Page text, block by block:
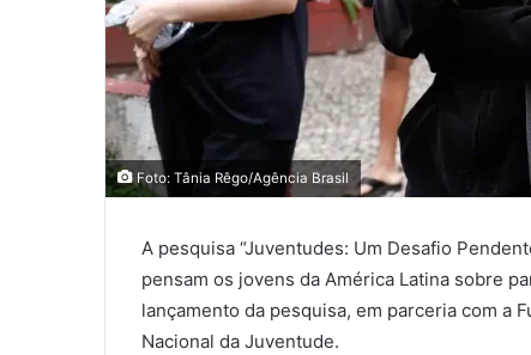
Foto: Tânia Rêgo/Agência Brasil
A pesquisa “Juventudes: Um Desafio
pensam os jovens da América Latina sobre
lançamento da pesquisa, em parceria com a
Nacional da Juventude.